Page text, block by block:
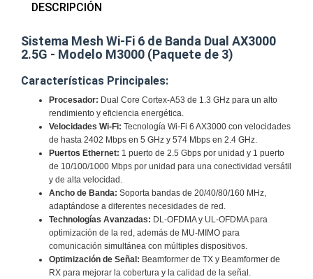
DESCRIPCIÓN
Sistema Mesh Wi-Fi 6 de Banda Dual AX3000
2.5G - Modelo M3000 (Paquete de 3)
Características Principales:
Procesador: Dual Core Cortex-A53 de 1.3 GHz para un alto
rendimiento y eficiencia energética.
Velocidades Wi-Fi: Tecnología Wi-Fi 6 AX3000 con velocidades
de hasta 2402 Mbps en 5 GHz y 574 Mbps en 2.4 GHz.
Puertos Ethernet: 1 puerto de 2.5 Gbps por unidad y 1 puerto
de 10/100/1000 Mbps por unidad para una conectividad versátil
y de alta velocidad.
Ancho de Banda: Soporta bandas de 20/40/80/160 MHz,
adaptándose a diferentes necesidades de red.
Technologías Avanzadas: DL-OFDMA y UL-OFDMA para
optimización de la red, además de MU-MIMO para
comunicación simultánea con múltiples dispositivos.
Optimización de Señal: Beamformer de TX y Beamformer de
RX para mejorar la cobertura y la calidad de la señal.